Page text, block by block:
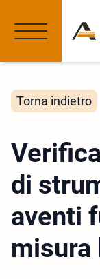
Torna indietro
di
aventi
misura